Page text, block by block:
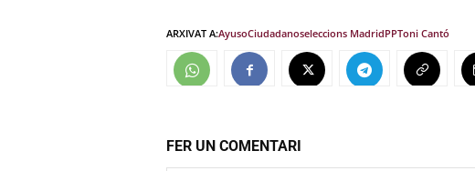
ARXIVAT A:AyusoCiudadanoseleccions MadridPPToni Cantó
FER UN COMENTARI